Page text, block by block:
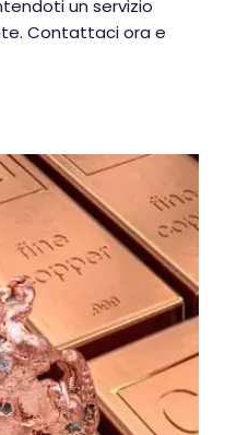
un servizio
Contattaci ora e